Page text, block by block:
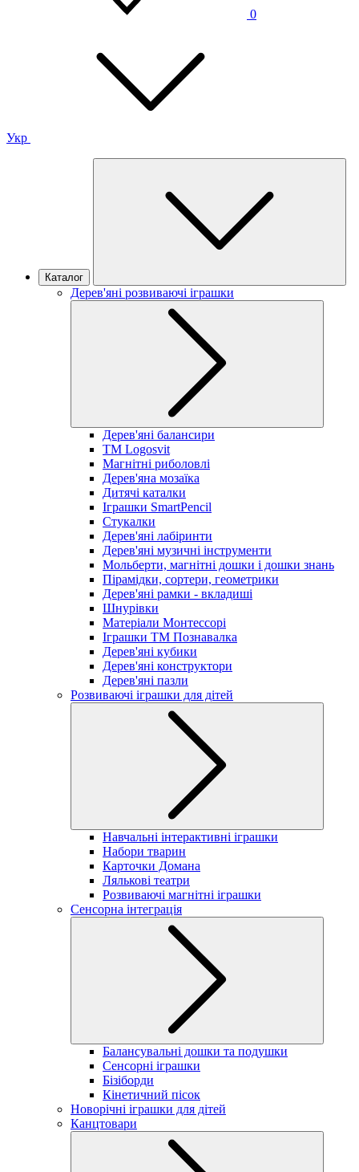
0
Укр
Каталог
Дерев'яні розвиваючі іграшки
Дерев'яні балансири
TM Logosvit
Магнітні риболовлі
Дерев'яна мозаїка
Дитячі каталки
Іграшки SmartPencil
Стукалки
Дерев'яні лабіринти
Дерев'яні музичні інструменти
Мольберти, магнітні дошки і дошки знань
Пірамідки, сортери, геометрики
Дерев'яні рамки - вкладиші
Шнурівки
Матеріали Монтессорі
Іграшки ТМ Познавалка
Дерев'яні кубики
Дерев'яні конструктори
Дерев'яні пазли
Розвиваючі іграшки для дітей
Навчальні інтерактивні іграшки
Набори тварин
Карточки Домана
Лялькові театри
Розвиваючі магнітні іграшки
Сенсорна інтеграція
Балансувальні дошки та подушки
Сенсорні іграшки
Бізіборди
Кінетичний пісок
Новорічні іграшки для дітей
Канцтовари